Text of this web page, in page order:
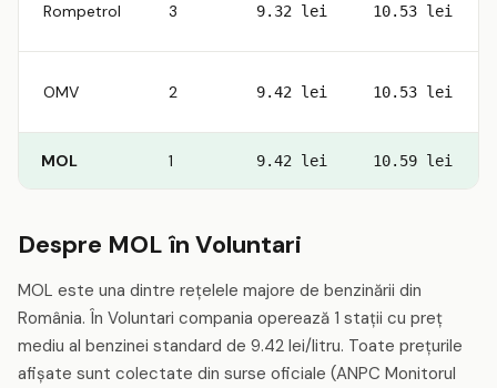
Rompetrol 3 9.32 lei 10.53 lei
OMV 2 9.42 lei 10.53 lei
MOL 1 9.42 lei 10.59 lei
Despre MOL în Voluntari
MOL este una dintre rețelele majore de benzinării din
România. În Voluntari compania operează 1 stații cu preț
mediu al benzinei standard de 9.42 lei/litru. Toate prețurile
afișate sunt colectate din surse oficiale (ANPC Monitorul